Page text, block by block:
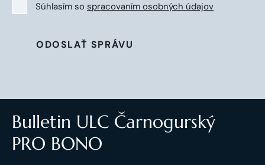
Súhlasím so spracovaním osobných údajov
ODOSLAŤ SPRÁVU
Bulletin ULC Čarnogurský
PRO BONO